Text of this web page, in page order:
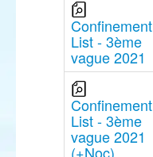
Confinement
List - 3ème
vague 2021
Confinement
List - 3ème
vague 2021
(+Noc)